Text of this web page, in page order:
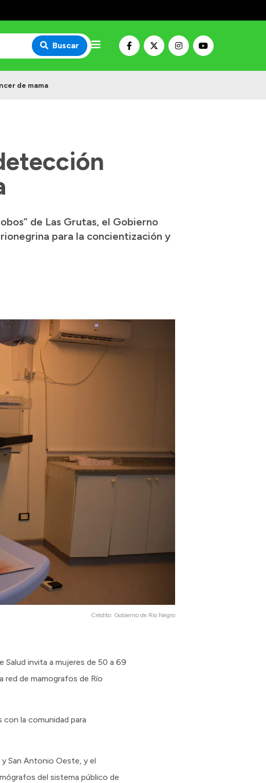
Buscar
de mama
de Las Grutas, el Gobierno
para la concientización y
Crédito: Gobierno de Río Negro
invita a mujeres de 50 a 69
red de mamografos de Río
la comunidad para
San Antonio Oeste, y el
del sistema público de